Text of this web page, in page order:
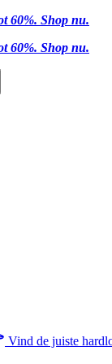
60%. Shop nu.
60%. Shop nu.
Vind de juiste